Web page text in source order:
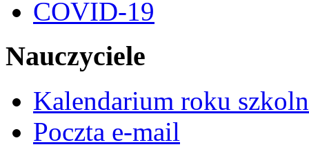
COVID-19
Nauczyciele
Kalendarium roku
Poczta e-mail